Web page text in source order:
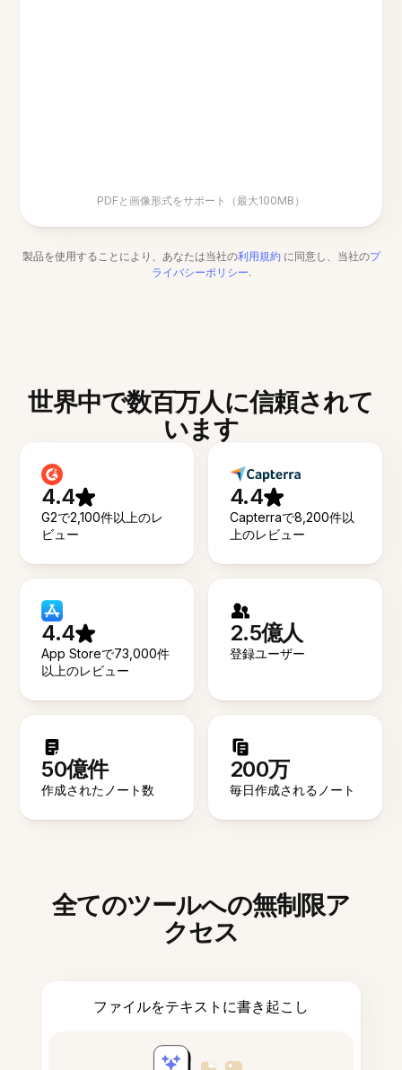
PDFと画像形式をサポート（最大100MB）
製品を使用することにより、あなたは当社の利用規約 に同意し、当社のプ
ライバシーポリシー.
世界中で数百万人に信頼されて
います
4.4
G2で2,100件以上のレ
ビュー
4.4
Capterraで8,200件以
上のレビュー
4.4
App Storeで73,000件
以上のレビュー
2.5億人
登録ユーザー
50億件
作成されたノート数
200万
毎日作成されるノート
全てのツールへの無制限ア
クセス
ファイルをテキストに書き起こし